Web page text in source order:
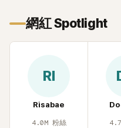
網紅 Spotlight
RI
Risabae
4.0M 粉絲